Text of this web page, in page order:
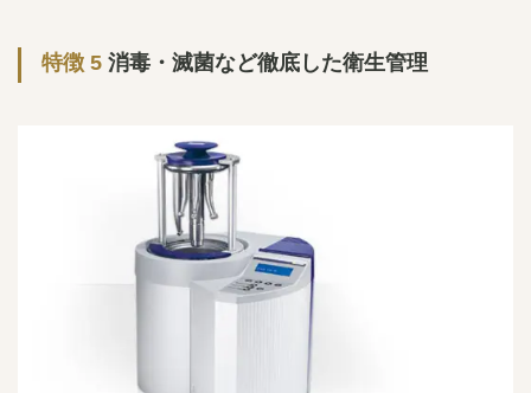
特徴 5 消毒・滅菌など徹底した衛生管理